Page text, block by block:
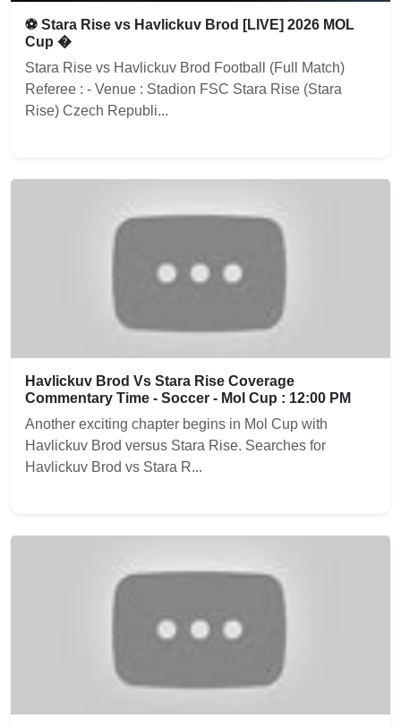
⚽ Stara Rise vs Havlickuv Brod [LIVE] 2026 MOL
Cup �
Stara Rise vs Havlickuv Brod Football (Full Match)
Referee : - Venue : Stadion FSC Stara Rise (Stara
Rise) Czech Republi...
Havlickuv Brod Vs Stara Rise Coverage
Commentary Time - Soccer - Mol Cup : 12:00 PM
Another exciting chapter begins in Mol Cup with
Havlickuv Brod versus Stara Rise. Searches for
Havlickuv Brod vs Stara R...